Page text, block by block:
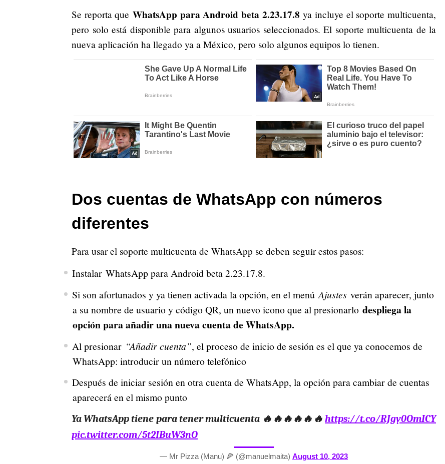
Se reporta que WhatsApp para Android beta 2.23.17.8 ya incluye el soporte multicuenta,
pero solo está disponible para algunos usuarios seleccionados. El soporte multicuenta de la
nueva aplicación ha llegado ya a México, pero solo algunos equipos lo tienen.
Dos cuentas de WhatsApp con números
diferentes
Para usar el soporte multicuenta de WhatsApp se deben seguir estos pasos:
Instalar WhatsApp para Android beta 2.23.17.8.
Si son afortunados y ya tienen activada la opción, en el menúAjustes verán aparecer, junto
a su nombre de usuario y código QR, un nuevo icono que al presionarlo despliega la
opción para añadir una nueva cuenta de WhatsApp.
Al presionar “Añadir cuenta”, el proceso de inicio de sesión es el que ya conocemos de
WhatsApp: introducir un número telefónico
Después de iniciar sesión en otra cuenta de WhatsApp, la opción para cambiar de cuentas
aparecerá en el mismo punto
Ya WhatsApp tiene para tener multicuenta 🔥🔥🔥🔥🔥🔥 https://t.co/RJgy0OmICY
pic.twitter.com/5t2IBuW3nO
— Mr Pizza (Manu) 🍕 (@manuelmaita) August 10, 2023